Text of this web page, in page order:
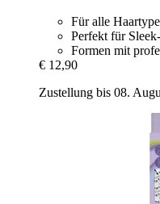
Für alle
Perfekt für
Formen mit
€ 12,90
Zustellung bis 08.